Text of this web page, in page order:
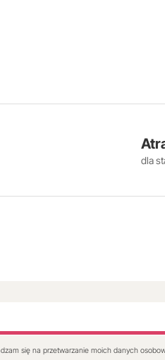
dla
się na przetwarzanie moich danych